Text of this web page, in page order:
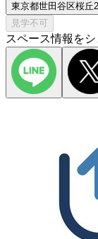
東京都世田谷区桜丘
見学不可
スペース情報を